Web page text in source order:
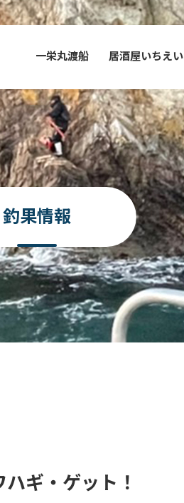
一栄丸渡船 居酒屋いちえい
釣果情報
ギ・ゲット！